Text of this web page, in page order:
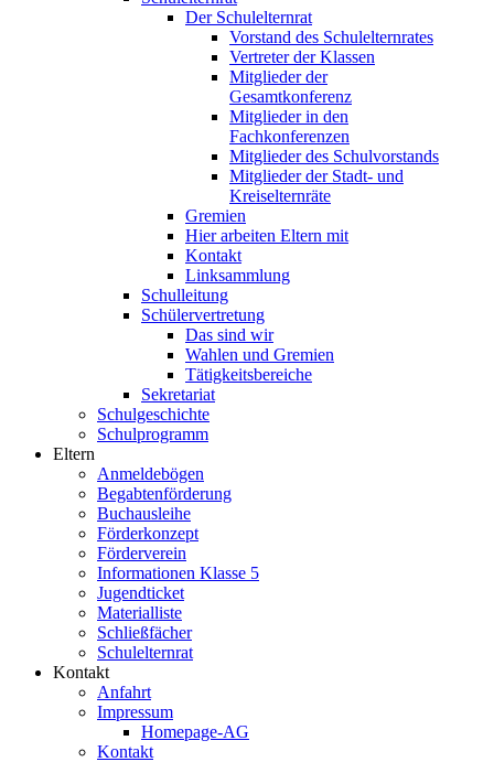
Der Schulelternrat
Vorstand des Schulelternrates
Vertreter der Klassen
Mitglieder der
Gesamtkonferenz
Mitglieder in den
Fachkonferenzen
Mitglieder des Schulvorstands
Mitglieder der Stadt- und
Kreiselternräte
Gremien
Hier arbeiten Eltern mit
Kontakt
Linksammlung
Schulleitung
Schülervertretung
Das sind wir
Wahlen und Gremien
Tätigkeitsbereiche
Sekretariat
Schulgeschichte
Schulprogramm
Eltern
Anmeldebögen
Begabtenförderung
Buchausleihe
Förderkonzept
Förderverein
Informationen Klasse 5
Jugendticket
Materialliste
Schließfächer
Schulelternrat
Kontakt
Anfahrt
Impressum
Homepage-AG
Kontakt